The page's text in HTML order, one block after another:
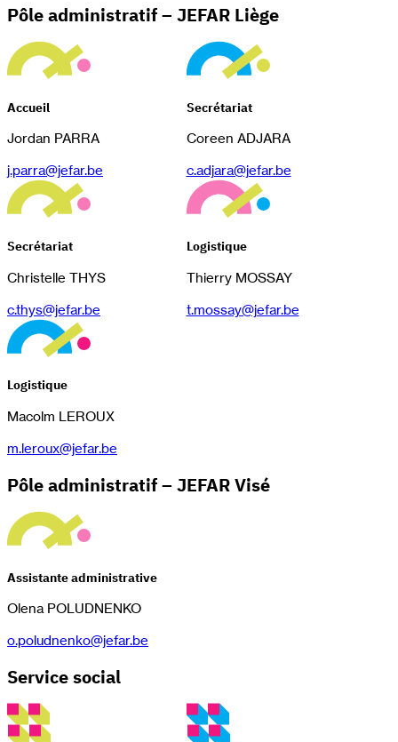
Pôle administratif – JEFAR Liège
Accueil
Jordan PARRA
j.parra@jefar.be
Secrétariat
Coreen ADJARA
c.adjara@jefar.be
Secrétariat
Christelle THYS
c.thys@jefar.be
Logistique
Thierry MOSSAY
t.mossay@jefar.be
Logistique
Macolm LEROUX
m.leroux@jefar.be
Pôle administratif – JEFAR Visé
Assistante administrative
Olena POLUDNENKO
o.poludnenko@jefar.be
Service social